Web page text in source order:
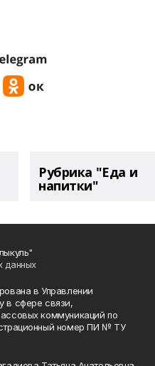
Рубрика "Еда и
напитки"
данных
в Управлении
в сфере связи,
коммуникаций по
номер ПИ № ТУ